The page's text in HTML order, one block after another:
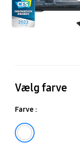
Vælg farve
Farve :